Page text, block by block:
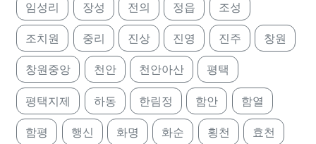
임성리 장성 전의 정읍 조성
조치원 중리 진상 진영 진주 창원
창원중앙 천안 천안아산 평택
평택지제 하동 한림정 함안 함열
함평 행신 화명 화순 횡천 효천